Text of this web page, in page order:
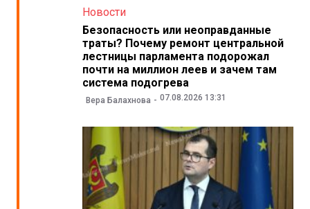
Новости
Безопасность или неоправданные
траты? Почему ремонт центральной
лестницы парламента подорожал
почти на миллион леев и зачем там
система подогрева
Вера Балахнова 07.08.2026 13:31